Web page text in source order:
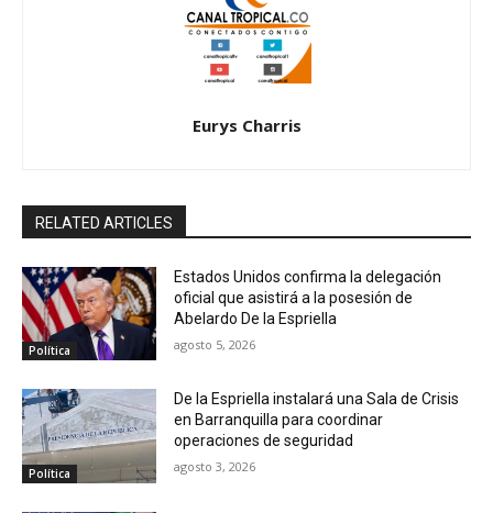
Eurys Charris
RELATED ARTICLES
Política
Estados Unidos confirma la delegación
oficial que asistirá a la posesión de
Abelardo De la Espriella
agosto 5, 2026
Política
De la Espriella instalará una Sala de Crisis
en Barranquilla para coordinar
operaciones de seguridad
agosto 3, 2026